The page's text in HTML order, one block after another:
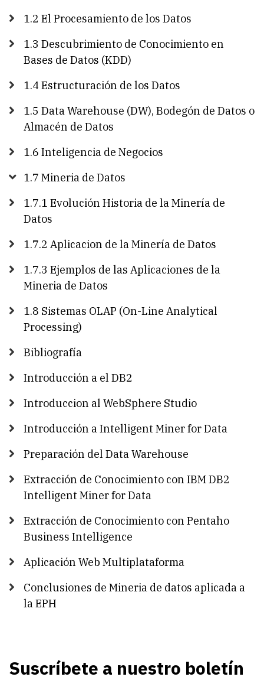
1.2 El Procesamiento de los Datos
1.3 Descubrimiento de Conocimiento en
Bases de Datos (KDD)
1.4 Estructuración de los Datos
1.5 Data Warehouse (DW), Bodegón de Datos o
Almacén de Datos
1.6 Inteligencia de Negocios
1.7 Mineria de Datos
1.7.1 Evolución Historia de la Minería de
Datos
1.7.2 Aplicacion de la Minería de Datos
1.7.3 Ejemplos de las Aplicaciones de la
Mineria de Datos
1.8 Sistemas OLAP (On-Line Analytical
Processing)
Bibliografía
Introducción a el DB2
Introduccion al WebSphere Studio
Introducción a Intelligent Miner for Data
Preparación del Data Warehouse
Extracción de Conocimiento con IBM DB2
Intelligent Miner for Data
Extracción de Conocimiento con Pentaho
Business Intelligence
Aplicación Web Multiplataforma
Conclusiones de Mineria de datos aplicada a
la EPH
Suscríbete a nuestro boletín